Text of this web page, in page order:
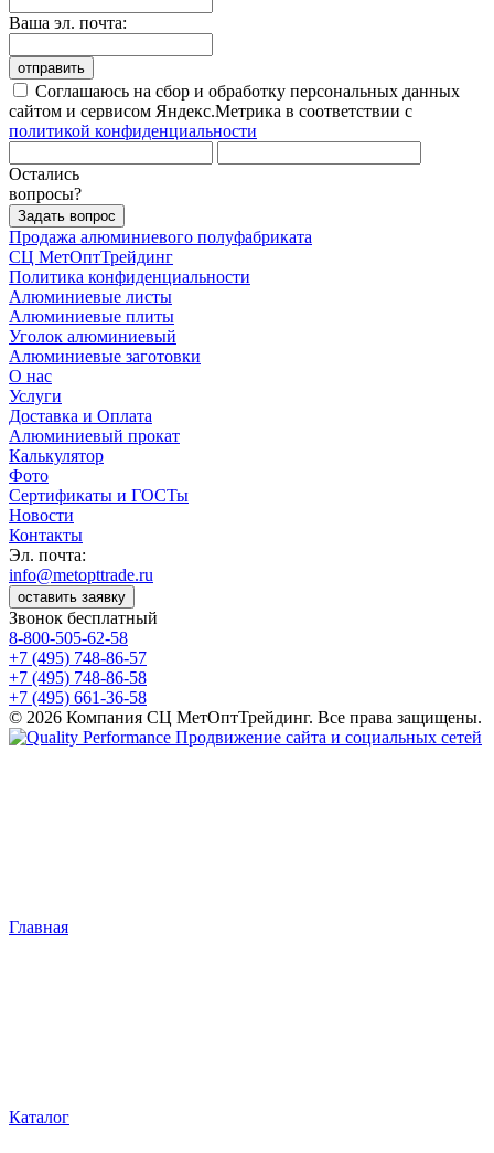
Ваша эл. почта:
отправить
Соглашаюсь на сбор и обработку персональных данных
сайтом и сервисом Яндекс.Метрика в соответствии с
политикой конфиденциальности
Остались
вопросы?
Задать вопрос
Продажа алюминиевого полуфабриката
СЦ МетОптТрейдинг
Политика конфиденциальности
Алюминиевые листы
Алюминиевые плиты
Уголок алюминиевый
Алюминиевые заготовки
О нас
Услуги
Доставка и Оплата
Алюминиевый прокат
Калькулятор
Фото
Сертификаты и ГОСТы
Новости
Контакты
Эл. почта:
info@metopttrade.ru
оставить заявку
Звонок бесплатный
8-800-505-62-58
+7 (495) 748-86-57
+7 (495) 748-86-58
+7 (495) 661-36-58
© 2026 Компания СЦ МетОптТрейдинг. Все права защищены.
Продвижение сайта и социальных сетей
Главная
Каталог